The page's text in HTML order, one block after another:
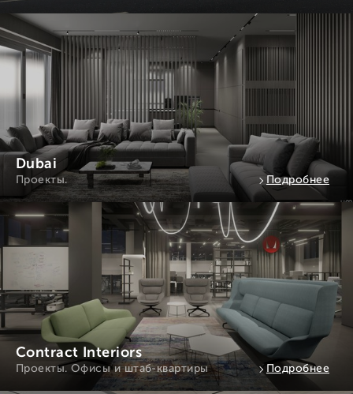
Dubai
Проекты. Подробнее
Contract Interiors
Проекты. Офисы и штаб-квартиры Подробнее